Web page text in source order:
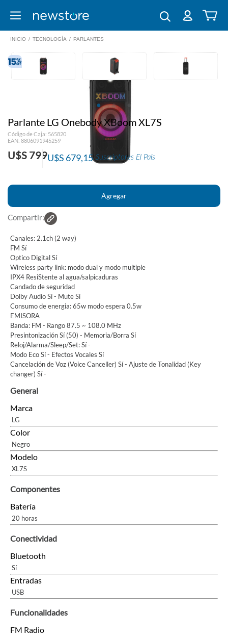
INICIO / TECNOLOGÍA / PARLANTES
Parlante LG Onebody XBoom XL7S
Código de Caja: 565820
EAN: 8806091945259
U$S 799 Suscriptores El País
U$S 679,15
Compartir:
Canales: 2.1ch (2 way)
FM Sí
Optico Digital Sí
Wireless party link: modo dual y modo multiple
IPX4 ResiStente al agua/salpicaduras
Candado de seguridad
Dolby Audio Sí - Mute Sí
Consumo de energia: 65w modo espera 0.5w
EMISORA
Banda: FM - Rango 87.5 ~ 108.0 MHz
Presintonización Sí (50) - Memoria/Borra Sí
Reloj/Alarma/Sleep/Set: Sí -
Modo Eco Sí - Efectos Vocales Sí
Cancelación de Voz (Voice Canceller) Sí - Ajuste de Tonalidad (Key
changer) Sí -
General
Marca
LG
Color
Negro
Modelo
XL7S
Componentes
Batería
20 horas
Conectividad
Bluetooth
Sí
Entradas
USB
Funcionalidades
FM Radio